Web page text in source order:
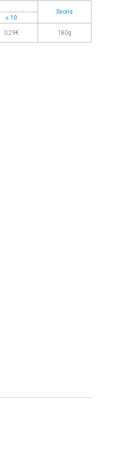
Svoris
≤ 10
0,29€ 180g